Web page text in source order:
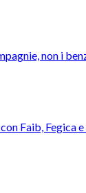
non i
Faib, Fegica